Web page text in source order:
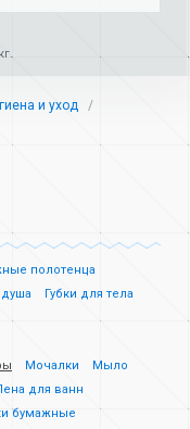
и уход
полотенца
Губки для тела
Мочалки
Мыло
для ванн
бумажные